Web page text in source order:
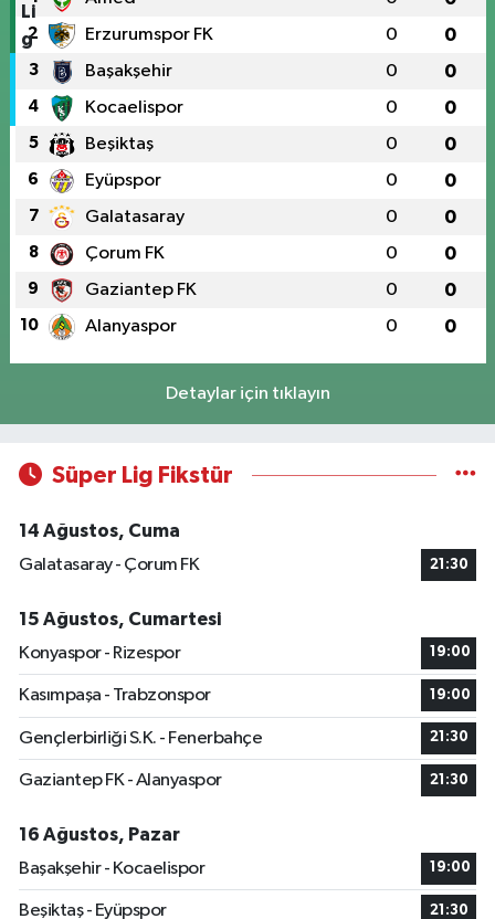
2 Erzurumspor FK 0 0
3 Başakşehir 0 0
4 Kocaelispor 0 0
5 Beşiktaş 0 0
6 Eyüpspor 0 0
7 Galatasaray 0 0
8 Çorum FK 0 0
9 Gaziantep FK 0 0
10 Alanyaspor 0 0
Detaylar için tıklayın
Süper Lig Fikstür
14 Ağustos, Cuma
Galatasaray - Çorum FK
21:30
15 Ağustos, Cumartesi
Konyaspor - Rizespor
19:00
Kasımpaşa - Trabzonspor 19:00
Gençlerbirliği S.K. - Fenerbahçe 21:30
Gaziantep FK - Alanyaspor 21:30
16 Ağustos, Pazar
Başakşehir - Kocaelispor
19:00
Beşiktaş - Eyüpspor 21:30